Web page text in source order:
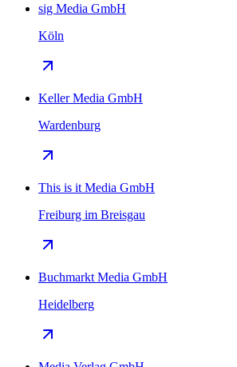
sig Media GmbH
Köln
Keller Media GmbH
Wardenburg
This is it Media GmbH
Freiburg im Breisgau
Buchmarkt Media GmbH
Heidelberg